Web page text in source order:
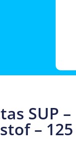
SUP –
– 125